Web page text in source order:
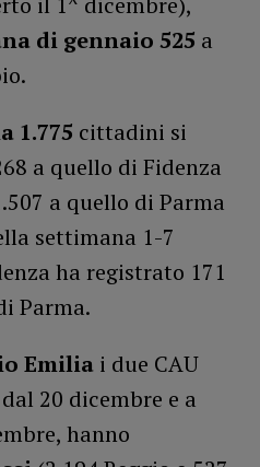
di gennaio 525 a
1.775 cittadini si
a quello di Fidenza
a quello di Parma
settimana 1-7
ha registrato 171
Parma.
Emilia i due CAU
20 dicembre e a
hanno